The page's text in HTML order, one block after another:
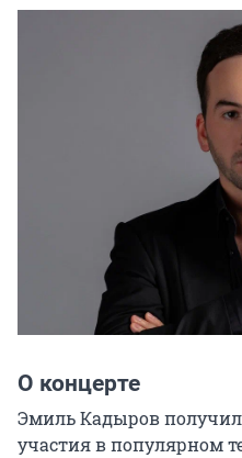
О концерте
Эмиль Кадыров
участия в популярном